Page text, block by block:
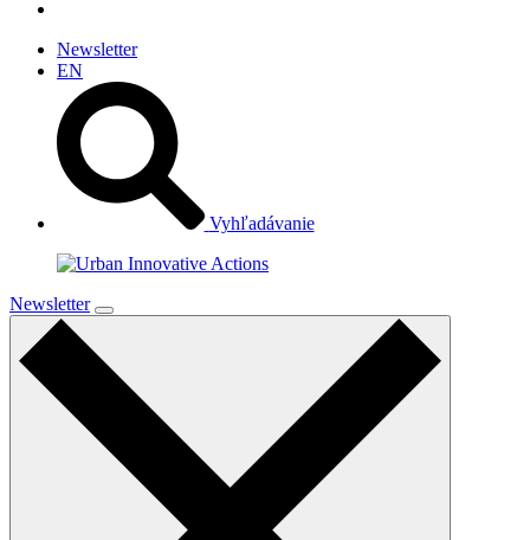
Newsletter
EN
Vyhľadávanie
Newsletter